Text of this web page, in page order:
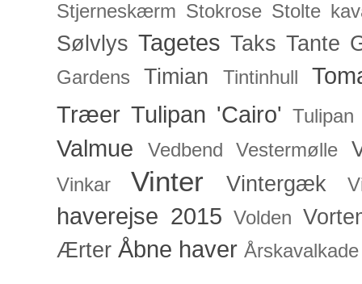
Stjerneskærm Stokrose Stolte
Sølvlys Tagetes Taks Tante
Gardens Timian Tintinhull
Træer Tulipan 'Cairo'
Valmue Vedbend Vestermølle
Vinkar Vinter Vintergæk
haverejse 2015 Volden
Ærter Åbne haver Årskavalkade